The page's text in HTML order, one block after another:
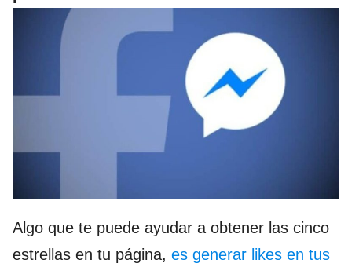
Algo que te puede ayudar a obtener las cinco
estrellas en tu página, es generar likes en tus